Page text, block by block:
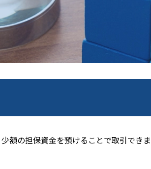
額の担保資金を預けることで取引でき